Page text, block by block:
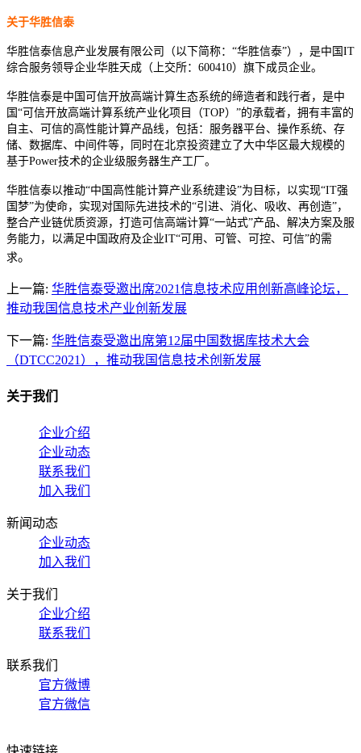
关于华胜信泰
华胜信泰信息产业发展有限公司（以下简称：“华胜信泰”），是中国IT
综合服务领导企业华胜天成（上交所：600410）旗下成员企业。
华胜信泰是中国可信开放高端计算生态系统的缔造者和践行者，是中
国“可信开放高端计算系统产业化项目（TOP）”的承载者，拥有丰富的
自主、可信的高性能计算产品线，包括：服务器平台、操作系统、存
储、数据库、中间件等，同时在北京投资建立了大中华区最大规模的
基于Power技术的企业级服务器生产工厂。
华胜信泰以推动“中国高性能计算产业系统建设”为目标，以实现“IT强
国梦”为使命，实现对国际先进技术的“引进、消化、吸收、再创造”，
整合产业链优质资源，打造可信高端计算“一站式”产品、解决方案及服
务能力，以满足中国政府及企业IT“可用、可管、可控、可信”的需
求。
上一篇: 华胜信泰受邀出席2021信息技术应用创新高峰论坛，
推动我国信息技术产业创新发展
下一篇: 华胜信泰受邀出席第12届中国数据库技术大会
（DTCC2021），推动我国信息技术创新发展
关于我们
企业介绍
企业动态
联系我们
加入我们
新闻动态
企业动态
加入我们
关于我们
企业介绍
联系我们
联系我们
官方微博
官方微信